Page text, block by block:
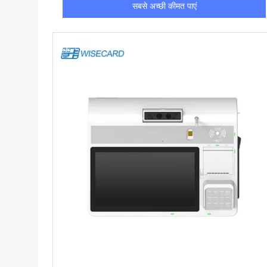
सबसे अच्छी कीमत पाएं